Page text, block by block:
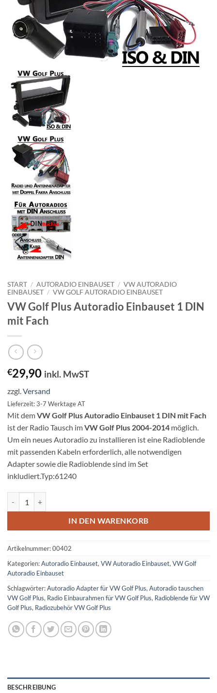
START / AUTORADIO EINBAUSET / VW AUTORADIO
EINBAUSET / VW GOLF AUTORADIO EINBAUSET
VW Golf Plus Autoradio Einbauset 1 DIN
mit Fach
€29,90 inkl. MwST
zzgl.Versand
Lieferzeit: 3-7 Werktage AT
Mit demVW Golf Plus Autoradio Einbauset 1 DIN mit Fach
ist der Radio Tausch imVW Golf Plus 2004-2014 möglich.
Um ein neues Autoradio zu installieren ist eine Radioblende
mit passenden Kabeln erforderlich, alle notwendigen
Adapter sowie die Radioblende sind im Set
inkludiert.Typ:61240
IN DEN WARENKORB
Artikelnummer:00402
Kategorien:Autoradio Einbauset, VW Autoradio Einbauset, VW Golf
Autoradio Einbauset
Schlagwörter:Autoradio Adapter für VW Golf Plus, Autoradio tauschen
VW Golf Plus, Radio Einbaurahmen für VW Golf Plus, Radioblende für VW
Golf Plus, Radiozubehör VW Golf Plus
BESCHREIBUNG